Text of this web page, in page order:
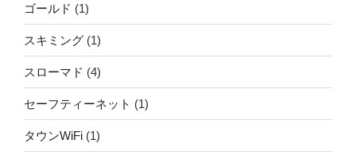
ゴールド (1)
スキミング (1)
スローマド (4)
セーフティーネット (1)
タウンWiFi (1)